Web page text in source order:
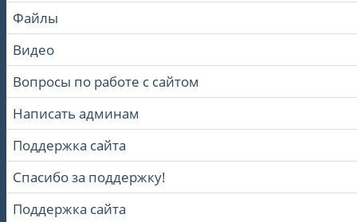
Файлы
Видео
Вопросы по работе с сайтом
Написать админам
Поддержка сайта
Спасибо за поддержку!
Поддержка сайта